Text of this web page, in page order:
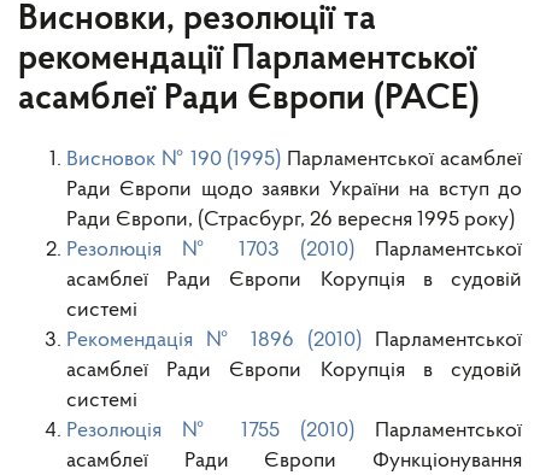
Висновки, резолюції та
рекомендації Парламентської
асамблеї Ради Європи (PACE)
Висновок № 190 (1995) Парламентської асамблеї
Ради Європи щодо заявки України на вступ до
Ради Європи, (Страсбург, 26 вересня 1995 року)
Резолюція № 1703 (2010) Парламентської
асамблеї Ради Європи Корупція в судовій
системі
Рекомендація № 1896 (2010)Парламентської
асамблеї Ради Європи Корупція в судовій
системі
Резолюція № 1755 (2010)Парламентської
асамблеї Ради Європи Функціонування